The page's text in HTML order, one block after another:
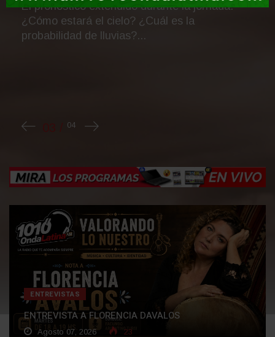
ENTREVISTAS
ENTREVISTA A FLORENCIA DAVALOS
Agosto 07, 2026 23